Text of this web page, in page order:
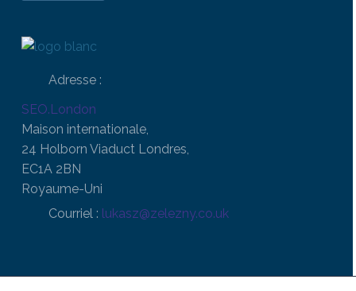
Adresse :
SEO.London
Maison internationale,
24 Holborn Viaduct Londres,
EC1A 2BN
Royaume-Uni
Courriel : lukasz@zelezny.co.uk